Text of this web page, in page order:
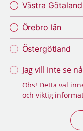
Västra Götaland
Örebro län
Östergötland
Jag vill inte se
Obs! Detta val
och viktig